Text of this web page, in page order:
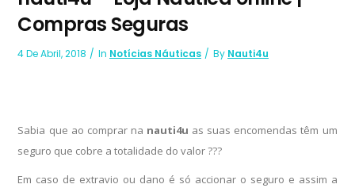
Compras Seguras
4 De Abril, 2018 In Notícias Náuticas By Nauti4u
Sabia que ao comprar na nauti4u as suas encomendas têm um
seguro que cobre a totalidade do valor ???
Em caso de extravio ou dano é só accionar o seguro e assim a